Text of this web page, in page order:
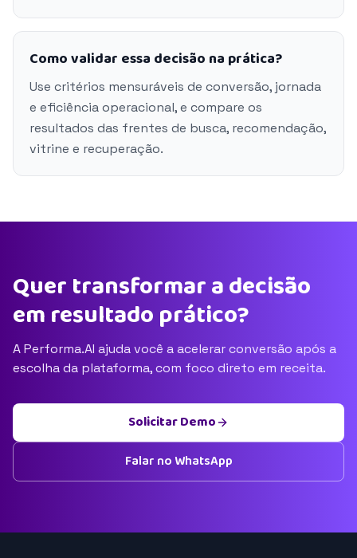
Como validar essa decisão na prática?
Use critérios mensuráveis de conversão, jornada
e eficiência operacional, e compare os
resultados das frentes de busca, recomendação,
vitrine e recuperação.
Quer transformar a decisão
em resultado prático?
A Performa.AI ajuda você a acelerar conversão após a
escolha da plataforma, com foco direto em receita.
Solicitar Demo
Falar no WhatsApp